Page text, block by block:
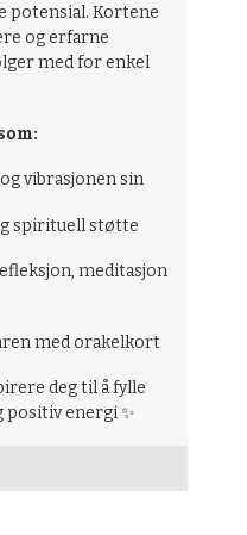
potensial. Kortene
og erfarne
med for enkel
vibrasjonen sin
spirituell støtte
meditasjon
med orakelkort
deg til å fylle
energi ✨